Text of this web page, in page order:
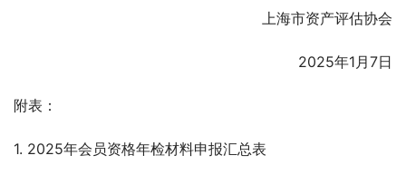
上海市资产评估协会
2025年1月7日
附表：
1. 2025年会员资格年检材料申报汇总表